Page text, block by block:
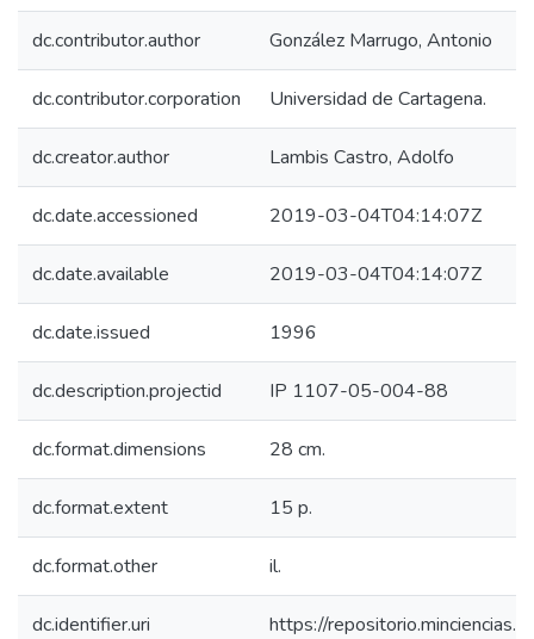
dc.contributor.author González Marrugo, Antonio
dc.contributor.corporation Universidad de Cartagena.
dc.creator.author Lambis Castro, Adolfo
dc.date.accessioned 2019-03-04T04:14:07Z
dc.date.available 2019-03-04T04:14:07Z
dc.date.issued 1996
dc.description.projectid IP 1107-05-004-88
dc.format.dimensions 28 cm.
dc.format.extent 15 p.
dc.format.other il.
dc.identifier.uri https://